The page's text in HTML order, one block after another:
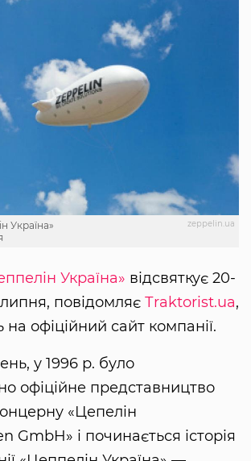
zeppelin.ua
Україна»
Україна» відсвяткує 20-
повідомляє Тraktorist.ua,
офіційний сайт компанії.
у 1996 р. було
офіційне представництво
«Цепелін
GmbH» і починається історія